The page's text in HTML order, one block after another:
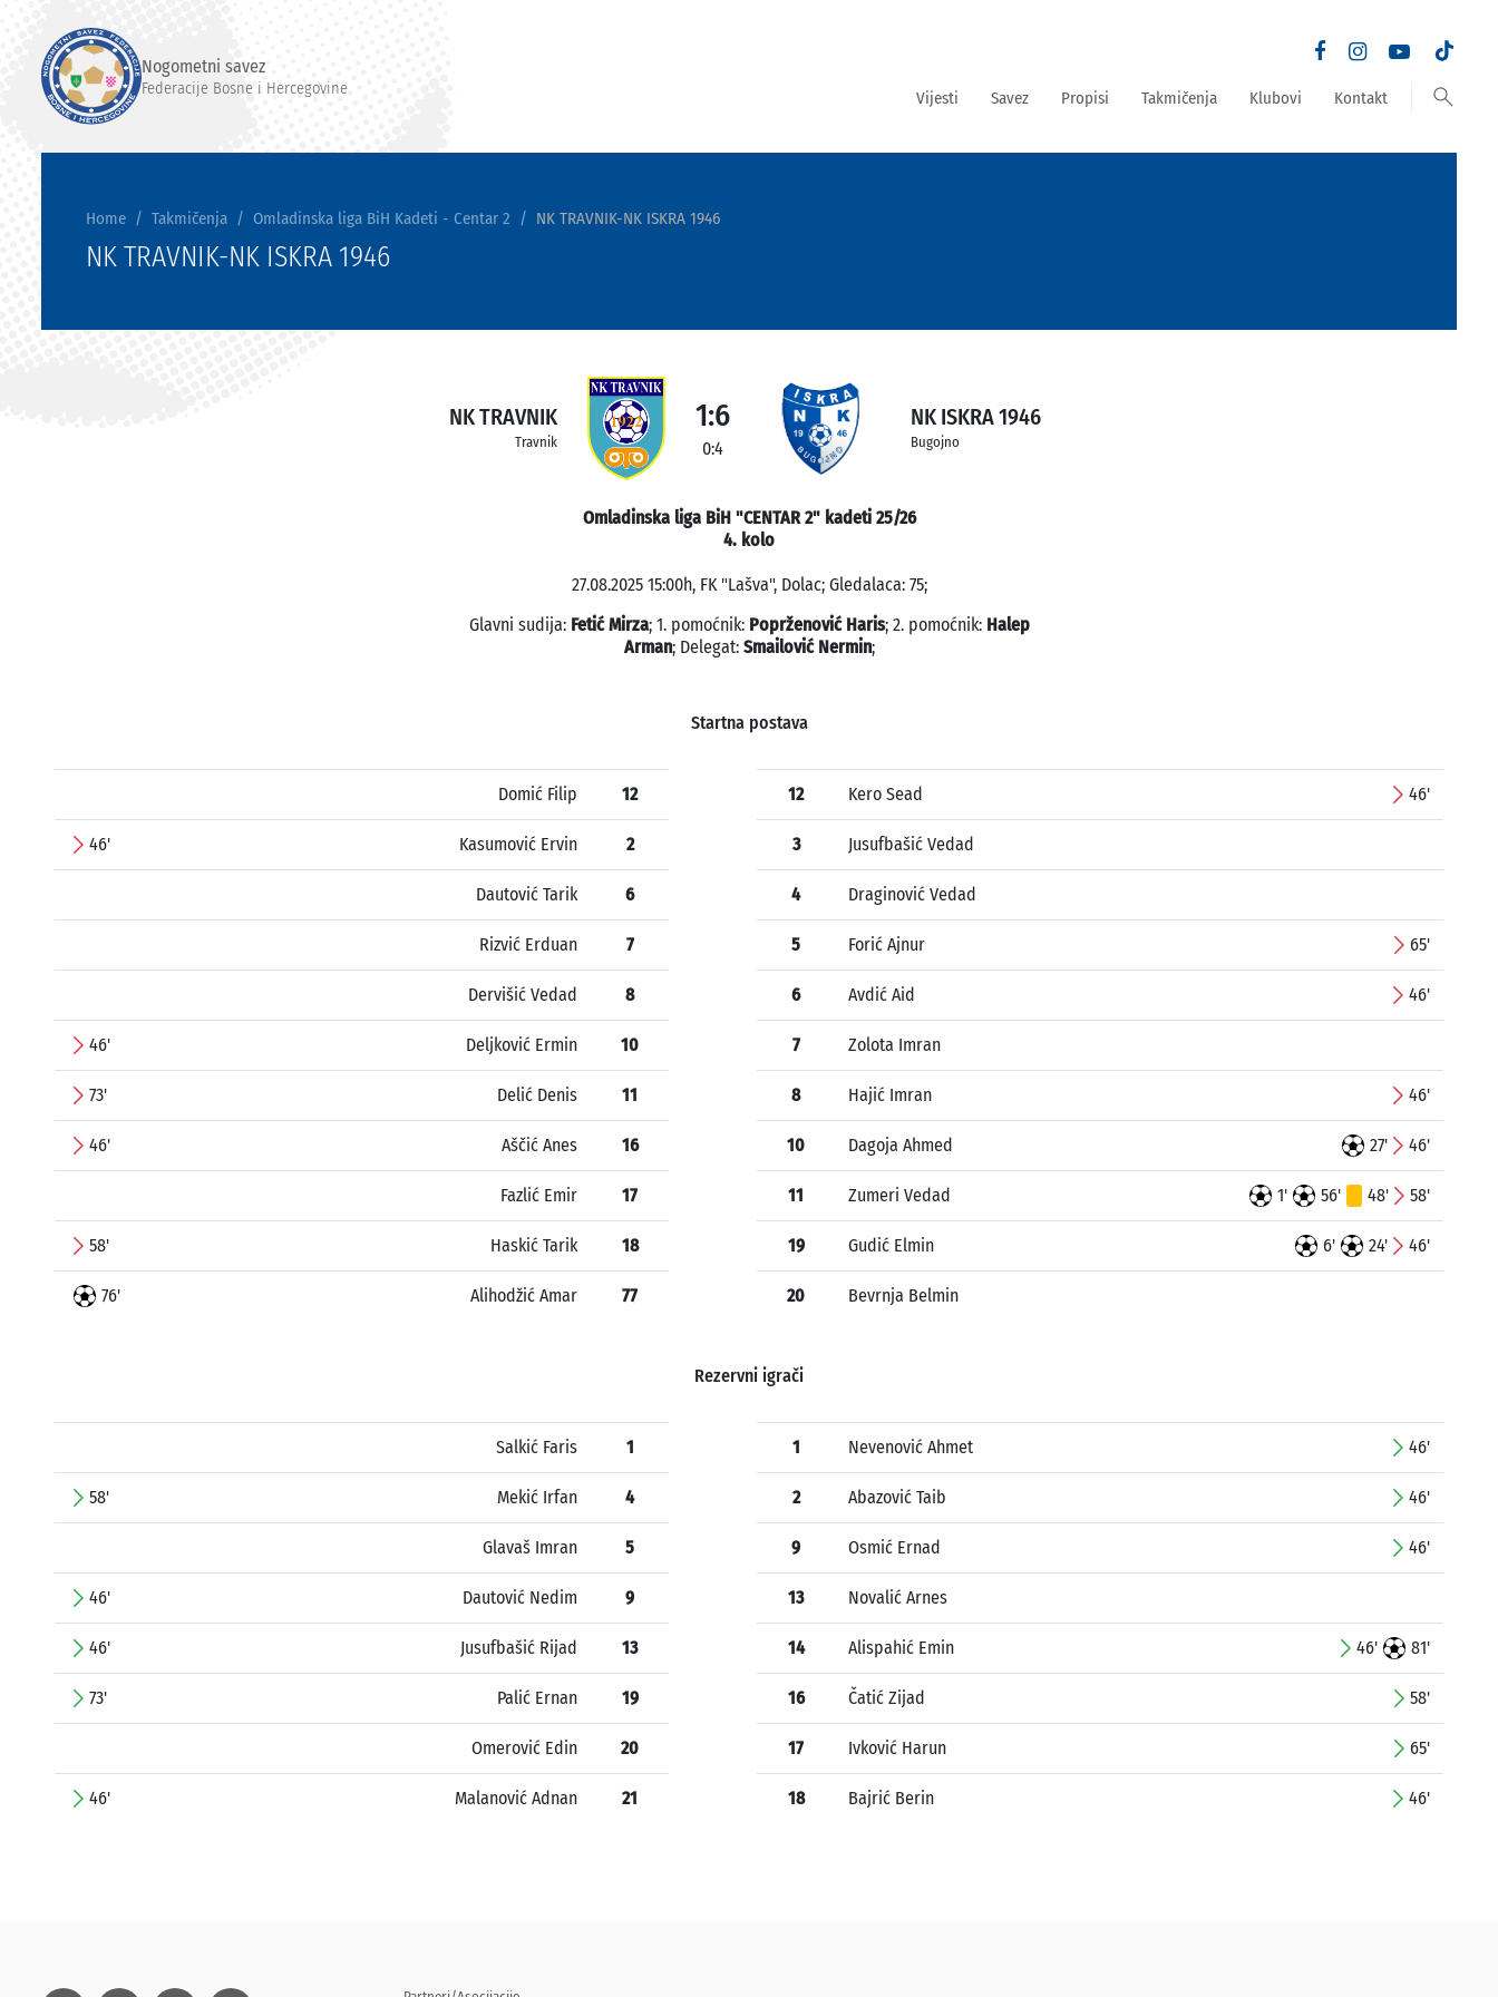
Nogometni savez
Federacije Bosne i Hercegovine Vijesti Savez Propisi Takmičenja Klubovi Kontakt search
Home Takmičenja Omladinska liga BiH Kadeti - Centar 2 NK TRAVNIK-NK ISKRA 1946
NK TRAVNIK-NK ISKRA 1946
NK TRAVNIK
Travnik
1:6
0:4
NK ISKRA 1946
Bugojno
Omladinska liga BiH "CENTAR 2" kadeti 25/26
4. kolo
27.08.2025 15:00h, FK "Lašva", Dolac; Gledalaca: 75;
Glavni sudija: Fetić Mirza; 1. pomoćnik: Poprženović Haris; 2. pomoćnik: Halep
Arman; Delegat: Smailović Nermin;
Startna postava
Domić Filip 12
46' Kasumović Ervin 2
Dautović Tarik 6
Rizvić Erduan 7
Dervišić Vedad 8
46' Deljković Ermin 10
73' Delić Denis 11
46' Aščić Anes 16
Fazlić Emir 17
58' Haskić Tarik 18
76' Alihodžić Amar 77
12 Kero Sead 46'
3 Jusufbašić Vedad
4 Draginović Vedad
5 Forić Ajnur 65'
6 Avdić Aid 46'
7 Zolota Imran
8 Hajić Imran 46'
10 Dagoja Ahmed 27' 46'
11 Zumeri Vedad 1' 56' 48' 58'
19 Gudić Elmin 6' 24' 46'
20 Bevrnja Belmin
Rezervni igrači
Salkić Faris 1
58' Mekić Irfan 4
Glavaš Imran 5
46' Dautović Nedim 9
46' Jusufbašić Rijad 13
73' Palić Ernan 19
Omerović Edin 20
46' Malanović Adnan 21
1 Nevenović Ahmet 46'
2 Abazović Taib 46'
9 Osmić Ernad 46'
13 Novalić Arnes
14 Alispahić Emin 46' 81'
16 Čatić Zijad 58'
17 Ivković Harun 65'
18 Bajrić Berin 46'